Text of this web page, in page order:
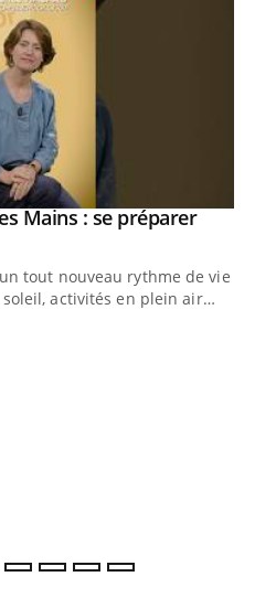
Mains : se préparer
tout nouveau rythme de vie !
soleil, activités en plein air…